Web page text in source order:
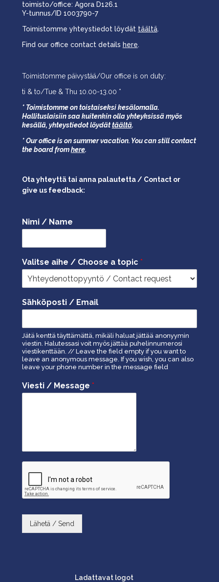
toimisto/office: Agora D126.1
Y-tunnus/ID 1003790-7
Toimistomme yhteystiedot löydät täältä.
Find our office contact details here.
Toimistomme päivystää/Our office is on duty:
ti & to/Tue & Thu 10.00-13.00 *
* Toimistomme on toistaiseksi kesälomalla.
Hallituslaisiin saa kuitenkin olla yhteyksissä myös
kesällä, yhteystiedot löydättäältä.
* Our office is on summer vacation. You can still contact
the board fromhere.
Ota yhteyttä tai anna palautetta / Contact or
give us feedback:
Nimi / Name
Valitse aihe / Choose a topic *
Sähköposti / Email
Jätä kenttä täyttämättä, mikäli haluat jättää anonyymin
viestin. Halutessasi voit myös jättää puhelinnumerosi
viestikenttään. // Leave the field empty if you want to
leave an anonymous message. If you wish, you can also
leave your phone number in the message field
Viesti / Message *
Lähetä / Send
Ladattavat logot